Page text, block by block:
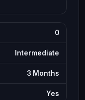
0
Intermediate
3 Months
Yes